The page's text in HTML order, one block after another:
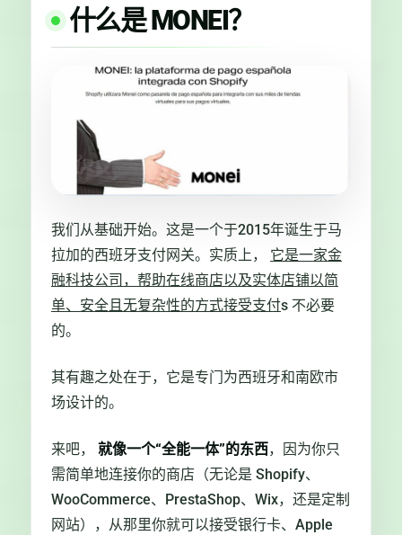
什么是 MONEI？
我们从基础开始。这是一个于2015年诞生于马
拉加的西班牙支付网关。实质上， 它是一家金
融科技公司，帮助在线商店以及实体店铺以简
单、安全且无复杂性的方式接受支付s 不必要
的。
其有趣之处在于，它是专门为西班牙和南欧市
场设计的。
来吧， 就像一个“全能一体”的东西，因为你只
需简单地连接你的商店（无论是 Shopify、
WooCommerce、PrestaShop、Wix，还是定制
网站），从那里你就可以接受银行卡、Apple